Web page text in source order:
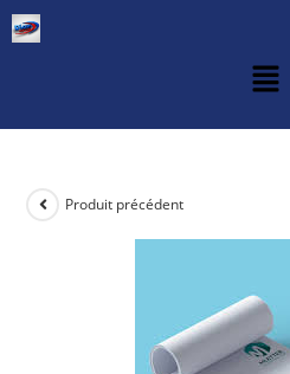
Produit précédent